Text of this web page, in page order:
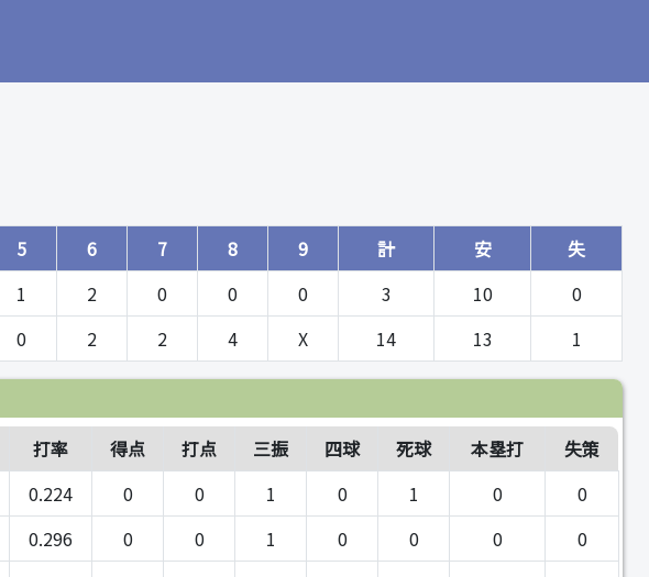
5 6 7 8 9 計 安
失
1 2 0 0 0 3 10
0
0 2 2 4 X 14 13 1
打率 得点 打点 三振 四球 死球 本塁打
失策
0.224 0 0 1 0 1 0
0
0.296 0 0 1 0 0 0
0